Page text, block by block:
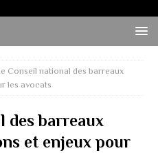
Conseil national des barreaux
les avocats
des barreaux
et enjeux pour